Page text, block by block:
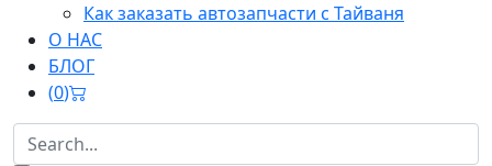
Как заказать автозапчасти с Тайваня
О НАС
БЛОГ
(0)